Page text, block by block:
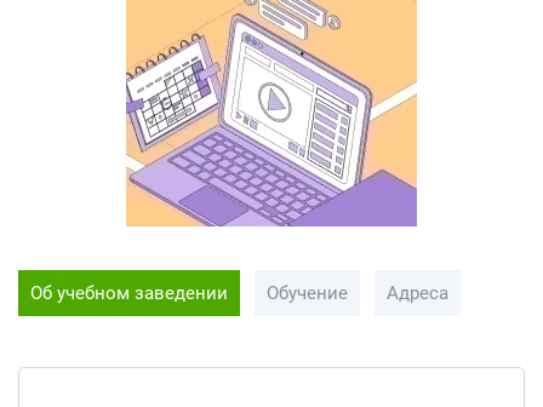
Об учебном заведении Обучение Адреса